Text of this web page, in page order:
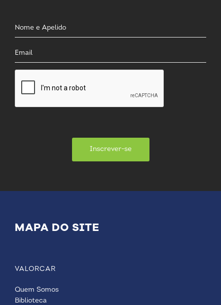
Inscrever-se
MAPA DO SITE
VALORCAR
Quem Somos
Biblioteca